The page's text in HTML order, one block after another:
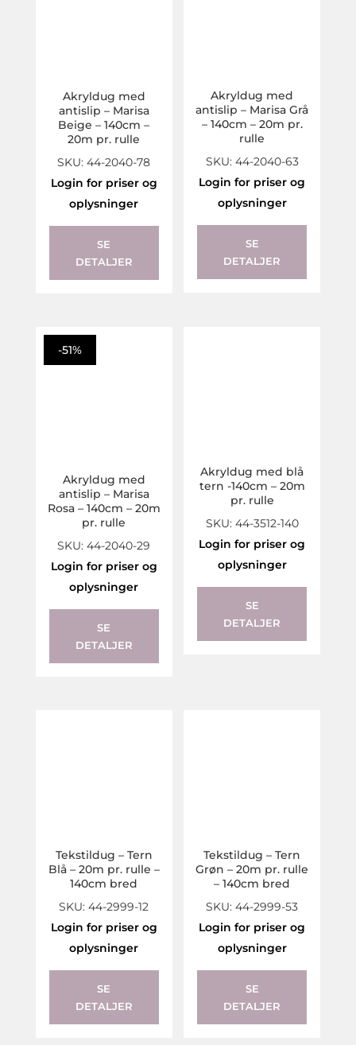
Akryldug med
antislip – Marisa
Beige – 140cm –
20m pr. rulle
SKU: 44-2040-78
Login for priser og
oplysninger
SE
DETALJER
Akryldug med
antislip – Marisa Grå
– 140cm – 20m pr.
rulle
SKU: 44-2040-63
Login for priser og
oplysninger
SE
DETALJER
-51%
Akryldug med
antislip – Marisa
Rosa – 140cm – 20m
pr. rulle
SKU: 44-2040-29
Login for priser og
oplysninger
SE
DETALJER
Akryldug med blå
tern -140cm – 20m
pr. rulle
SKU: 44-3512-140
Login for priser og
oplysninger
SE
DETALJER
Tekstildug – Tern
Blå – 20m pr. rulle –
140cm bred
SKU: 44-2999-12
Login for priser og
oplysninger
SE
DETALJER
Tekstildug – Tern
Grøn – 20m pr. rulle
– 140cm bred
SKU: 44-2999-53
Login for priser og
oplysninger
SE
DETALJER